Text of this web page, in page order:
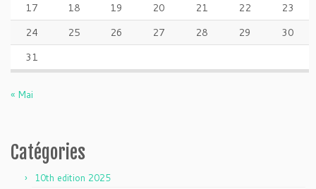
17
18 19 20 21 22
23
24
25 26 27 28 29
30
31
« Mai
Catégories
10th edition 2025